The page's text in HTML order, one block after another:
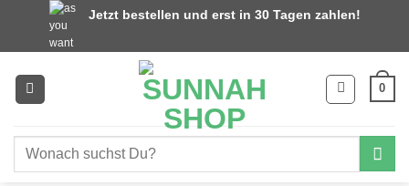
springen
Jetzt bestellen und erst in 30 Tagen zahlen!
0
Suchen